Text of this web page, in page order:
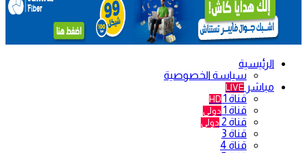
الرئيسية
سياسة الخصوصية
مباشر LIVE
قناة 1 HD
قناة 1 دولي
قناة 2 دولي
قناة 3
قناة 4